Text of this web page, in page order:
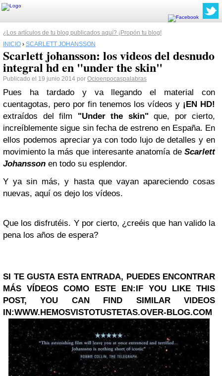
¿Los artículos de tu blog publicados aquí? ¡Propón tu blog!
INICIO › SCARLETT JOHANSSON
Scarlett johansson: los videos del desnudo
integral hd en "under the skin"
Publicado el 19 junio 2014 por Ocioenpocaspalabras
Pues ha tardado y va llegando el material con
cuentagotas, pero por fin tenemos los vídeos y ¡EN HD!
extraídos del film "Under the skin" que, por cierto,
increíblemente sigue sin fecha de estreno en España. En
ellos podemos apreciar ya con todo lujo de detalles y en
movimiento la más que interesante anatomía de Scarlett
Johansson en todo su esplendor.
Y ya sin más, y hasta que vayan apareciendo cosas
nuevas, aquí os dejo los vídeos.
Que los disfrutéis. Y por cierto, ¿creéis que han valido la
pena los años de espera?
SI TE GUSTA ESTA ENTRADA, PUEDES ENCONTRAR
MÁS VÍDEOS COMO ESTE EN:IF YOU LIKE THIS
POST, YOU CAN FIND SIMILAR VIDEOS
IN:WWW.HEMOSVISTOTUSTETAS.OVER-BLOG.COM